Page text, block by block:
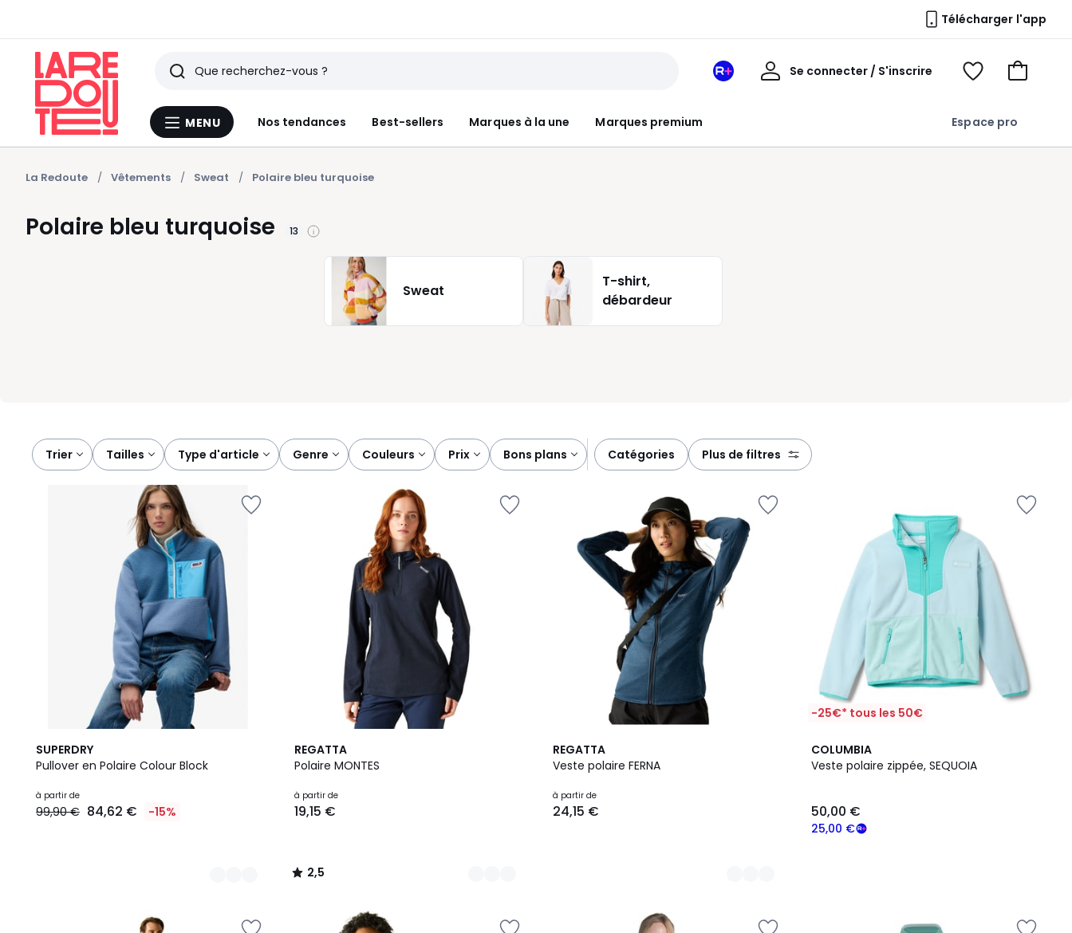
Télécharger l'app
Menu
MENU Nos tendances Best-sellers Marques à la une Marques premium Espace pro
Rechercher
Derniers
articles
vus
Mon
Se connecter / S'inscrire
Mon
Voir
Voir
La Redoute Vêtements Sweat Polaire bleu turquoise
Polaire bleu turquoise 13
Sweat
T-shirt,
débardeur
Trier tailles type d'article genre couleurs prix bons plans catégories plus de filtres
SUPERDRY
Pullover en Polaire Colour Block
Prix
à
à partir de
99,90 € 84,62 € -15%
3
Couleurs
REGATTA
Polaire MONTES
à partir de
19,15 €
2,5
/ 5
2
Couleurs
2,5
/
REGATTA
Veste polaire FERNA
à partir de
24,15 €
7
Couleurs
-25€* tous les 50€
COLUMBIA
Veste polaire zippée, SEQUOIA
25,00 €
50,00 €